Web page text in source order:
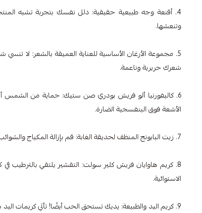
4. أقنعة وجه طبيعية حقيقية: دلل نفسك بتجربة تشبه
وتنعشها.
5. مجموعة الأرغان الأساسية للعناية العميقة بالشعر: لا
شعرك حريرية وناعمة.
6. كاليفورنيا ألو فريش بودري صن ستيك: حماية من الشمس
الأشعة فوق البنفسجية الضارة.
7. زيت البابونج المنظف لحديقة الغابة: قم بإزالة المكياج والشوائب بلطف باستخدام زيت التنظيف هذا، مما يترك بشرتك نظيفة ومتوازنة.
8. كريم هاوايان فريش كلير سولت: التقشير يلتقي بالترطيب
الاستوائية.
9. كريم اليد والطبيعة: يديك تستحق الحب أيضًا! تأتي كريمات اليد هذه برائحة مبهجة وتحافظ على يديك ناعمة ورطبة.